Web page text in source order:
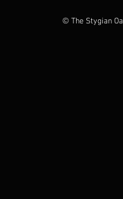
© The Stygian